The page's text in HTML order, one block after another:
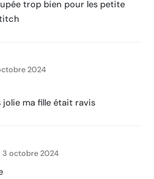
trop bien pour les petite
2024
jolie ma fille était ravis
3 octobre 2024